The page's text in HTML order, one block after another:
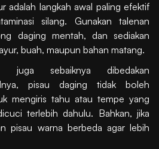
adalah langkah awal paling efektif
silang. Gunakan talenan
daging mentah, dan sediakan
buah, maupun bahan matang.
sebaiknya dibedakan
pisau daging tidak boleh
mengiris tahu atau tempe yang
terlebih dahulu. Bahkan, jika
pisau warna berbeda agar lebih